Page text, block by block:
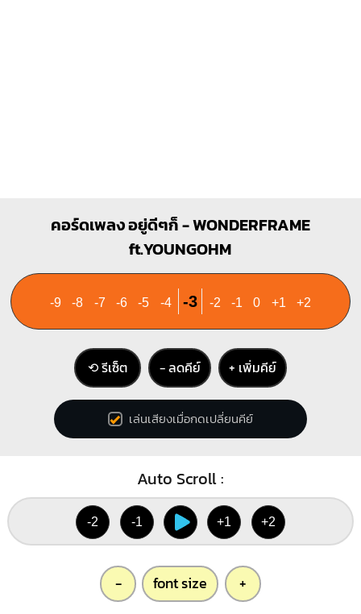
คอร์ดเพลง อยู่ดีๆก็ - WONDERFRAME
ft.YOUNGOHM
-9 -8 -7 -6 -5 -4 -3 -2 -1 0 +1 +2
⟲ รีเซ็ต − ลดคีย์ + เพิ่มคีย์
เล่นเสียงเมื่อกดเปลี่ยนคีย์
Auto Scroll :
-2 -1 +1 +2
- font size +